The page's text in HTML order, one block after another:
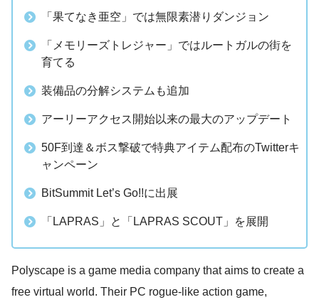
「果てなき亜空」では無限素潜りダンジョン
「メモリーズトレジャー」ではルートガルの街を
育てる
装備品の分解システムも追加
アーリーアクセス開始以来の最大のアップデート
50F到達＆ボス撃破で特典アイテム配布のTwitterキ
ャンペーン
BitSummit Let’s Go!!に出展
「LAPRAS」と「LAPRAS SCOUT」を展開
Polyscape is a game media company that aims to create a
free virtual world. Their PC rogue-like action game,